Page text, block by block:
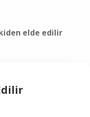
elde edilir